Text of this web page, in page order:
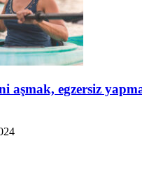
aşmak, egzersiz